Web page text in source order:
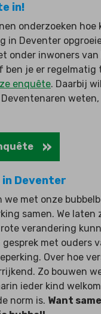
in!
onderzoeken hoe
in Deventer
onder inwoners van
ben je er regelmatig
enquête. Daarbij
in Deventer
we met onze
samen. We laten
verandering
met ouders
Over hoe
Zo bouwen
ieder kind
norm is. Want